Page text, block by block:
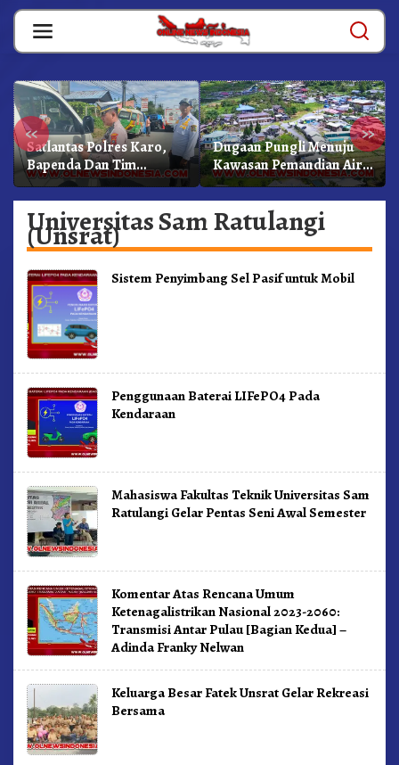
Skip
content
« »
Satlantas Polres Karo,
Bapenda Dan Tim
Lainnya Gelar Oprasi
Sadar Pajak Kenderaan
Dugaan Pungli Menuju
Kawasan Pemandian Air
Panas Semangat Gunung
– Doulu Foto Dan
Videokan!
Universitas Sam Ratulangi
(Unsrat)
Sistem Penyimbang Sel Pasif untuk Mobil
Penggunaan Baterai LIFePO4 Pada
Kendaraan
Mahasiswa Fakultas Teknik Universitas Sam
Ratulangi Gelar Pentas Seni Awal Semester
Komentar Atas Rencana Umum
Ketenagalistrikan Nasional 2023-2060:
Transmisi Antar Pulau [Bagian Kedua] –
Adinda Franky Nelwan
Keluarga Besar Fatek Unsrat Gelar Rekreasi
Bersama